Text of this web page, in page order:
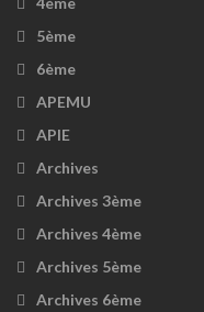
5ème
6ème
APEMU
APIE
Archives
Archives 3ème
Archives 4ème
Archives 5ème
Archives 6ème